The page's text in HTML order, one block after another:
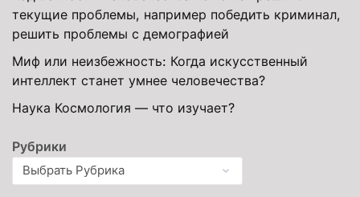
текущие проблемы, например победить криминал,
решить проблемы с демографией
Миф или неизбежность: Когда искусственный
интеллект станет умнее человечества?
Наука Космология — что изучает?
Рубрики